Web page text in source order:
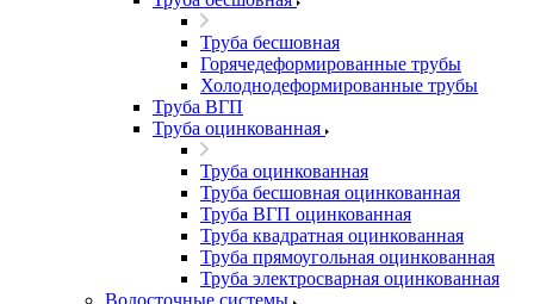
Труба бесшовная
Горячедеформированные трубы
Холоднодеформированные трубы
Труба ВГП
Труба оцинкованная
Труба оцинкованная
Труба бесшовная оцинкованная
Труба ВГП оцинкованная
Труба квадратная оцинкованная
Труба прямоугольная оцинкованная
Труба электросварная оцинкованная
Водосточные системы